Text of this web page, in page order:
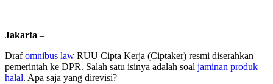
Jakarta –
Drafomnibus law RUU Cipta Kerja (Ciptaker) resmi diserahkan
pemerintah ke DPR. Salah satu isinya adalah soal jaminan produk
halal. Apa saja yang direvisi?